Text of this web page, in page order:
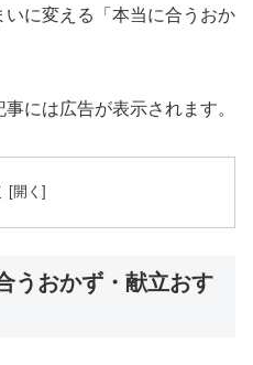
に変える「本当に合うおか
には広告が表示されます。
うおかず・献立おす